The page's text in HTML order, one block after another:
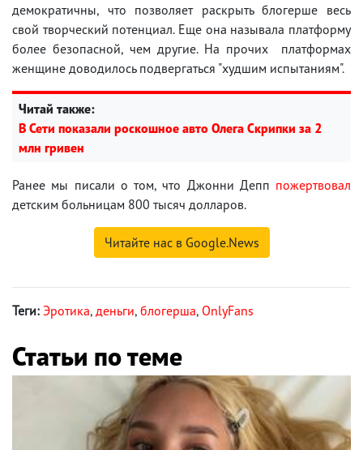
демократичны, что позволяет раскрыть блогерше весь
свой творческий потенциал. Еще она называла платформу
более безопасной, чем другие. На прочих платформах
женщине доводилось подвергаться "худшим испытаниям".
Читай также:
В Сети показали роскошное авто Олега Скрипки за 2
млн гривен
Ранее мы писали о том, что Джонни Депп пожертвовал
детским больницам 800 тысяч долларов.
Читайте нас в Google.News
Теги: Эротика, деньги, блогерша, OnlyFans
Статьи по теме